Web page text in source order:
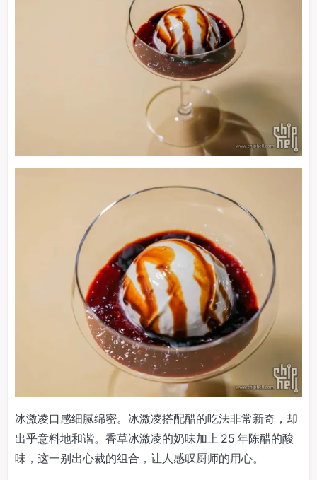
冰激凌口感细腻绵密。冰激凌搭配醋的吃法非常新奇，却
出乎意料地和谐。香草冰激凌的奶味加上 25 年陈醋的酸
味，这一别出心裁的组合，让人感叹厨师的用心。